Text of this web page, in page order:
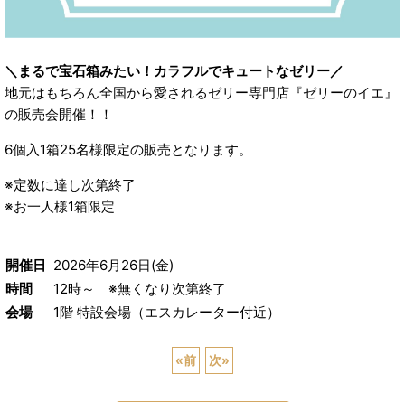
＼まるで宝石箱みたい！カラフルでキュートなゼリー／
地元はもちろん全国から愛されるゼリー専門店『ゼリーのイエ』
の販売会開催！！
6個入1箱25名様限定の販売となります。
※定数に達し次第終了
※お一人様1箱限定
開催日 2026年6月26日(金)
時間
12時～ ※無くなり次第終了
会場
1階 特設会場（エスカレーター付近）
«前 次»